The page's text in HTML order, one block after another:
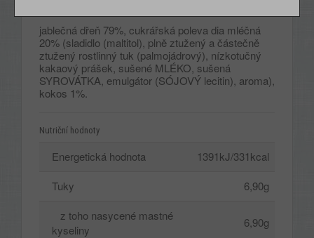
jablečná dřeň 79%, cukrářská poleva dia mléčná
20% (sladidlo (maltitol), plně ztužený a částečně
ztužený rostlinný tuk (palmojádrový), nízkotučný
kakaový prášek, sušené MLÉKO, sušená
SYROVÁTKA, emulgátor (SÓJOVÝ lecitin), aroma),
kokos 1%.
Nutriční hodnoty
Energetická hodnota
1391kJ/331kcal
Tuky
6,90g
z toho nasycené mastné
kyseliny
6,90g